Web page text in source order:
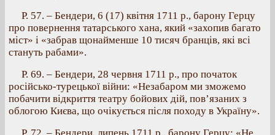
Р. 57. – Бендери, 6 (17) квітня 1711 р., барону Герцу
про повернення татарського хана, який «захопив багато
міст» і «забрав щонайменше 10 тисяч бранців, які всі
стануть рабами».
Р. 69. – Бендери, 28 червня 1711 р., про початок
російсько-турецької війни: «Незабаром ми зможемо
побачити відкриття театру бойових дій, пов’язаних з
облогою Києва, що очікується після походу в Україну».